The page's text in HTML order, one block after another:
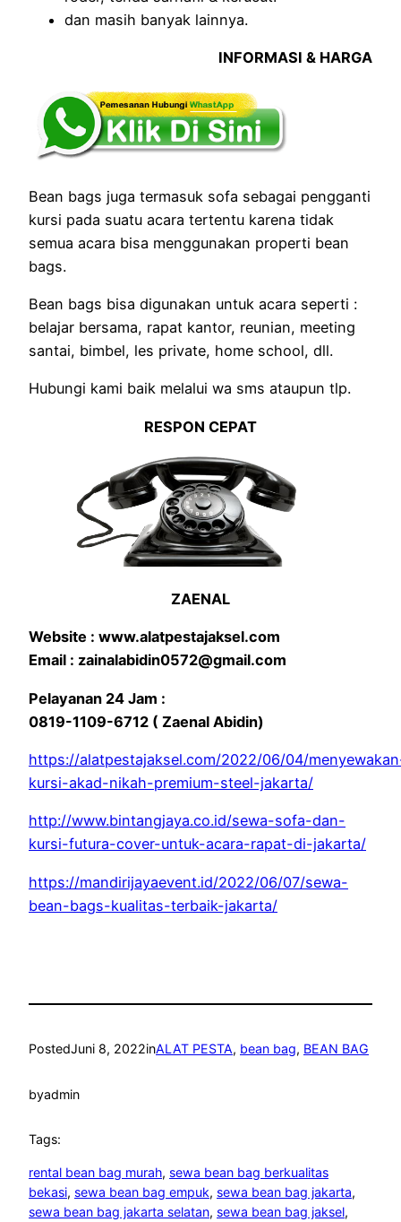
dan masih banyak lainnya.
INFORMASI & HARGA
Bean bags juga termasuk sofa sebagai pengganti
kursi pada suatu acara tertentu karena tidak
semua acara bisa menggunakan properti bean
bags.
Bean bags bisa digunakan untuk acara seperti :
belajar bersama, rapat kantor, reunian, meeting
santai, bimbel, les private, home school, dll.
Hubungi kami baik melalui wa sms ataupun tlp.
RESPON CEPAT
ZAENAL
Website : www.alatpestajaksel.com
Email : zainalabidin0572@gmail.com
Pelayanan 24 Jam :
0819-1109-6712 ( Zaenal Abidin)
https://alatpestajaksel.com/2022/06/04/
kursi-akad-nikah-premium-steel-jakarta/
http://www.bintangjaya.co.id/sewa-sofa-dan-
kursi-futura-cover-untuk-acara-rapat-di-jakarta/
https://mandirijayaevent.id/2022/06/07/sewa-
bean-bags-kualitas-terbaik-jakarta/
PostedJuni 8, 2022inALAT PESTA, bean bag, BEAN BAG
byadmin
Tags:
rental bean bag murah, sewa bean bag berkualitas
bekasi, sewa bean bag empuk, sewa bean bag jakarta
sewa bean bag jakarta selatan, sewa bean bag jaksel